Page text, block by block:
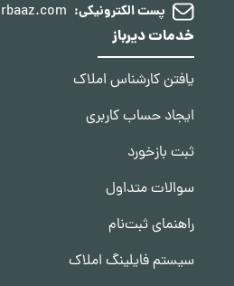
پست الکترونیکی:
خدمات دیرباز
یافتن کارشناس املاک
ایجاد حساب کاربری
ثبت بازخورد
سوالات متداول
راهنمای ثبت‌نام
سیستم فایلینگ املاک